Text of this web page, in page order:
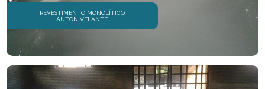
REVESTIMENTO MONOLÍTICO
AUTONIVELANTE